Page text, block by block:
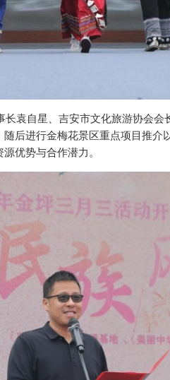
长袁自星、吉安市文化旅游协会会
后进行金梅花景区重点项目推介
优势与合作潜力。